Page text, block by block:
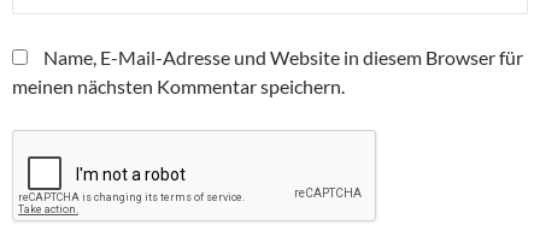
Name, E-Mail-Adresse und Website in diesem Browser für
meinen nächsten Kommentar speichern.